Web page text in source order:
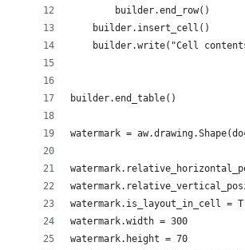
        builder.end_row()
    builder.insert_cell()
builder.write("Cell
builder.end_table()
watermark =
watermark.is_layout_in_cell
watermark.width = 300
watermark.height = 70